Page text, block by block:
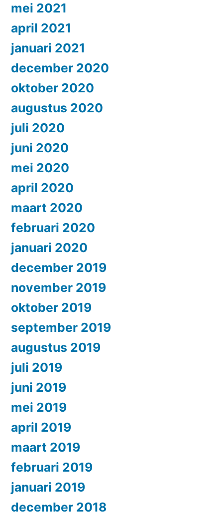
mei 2021
april 2021
januari 2021
december 2020
oktober 2020
augustus 2020
juli 2020
juni 2020
mei 2020
april 2020
maart 2020
februari 2020
januari 2020
december 2019
november 2019
oktober 2019
september 2019
augustus 2019
juli 2019
juni 2019
mei 2019
april 2019
maart 2019
februari 2019
januari 2019
december 2018